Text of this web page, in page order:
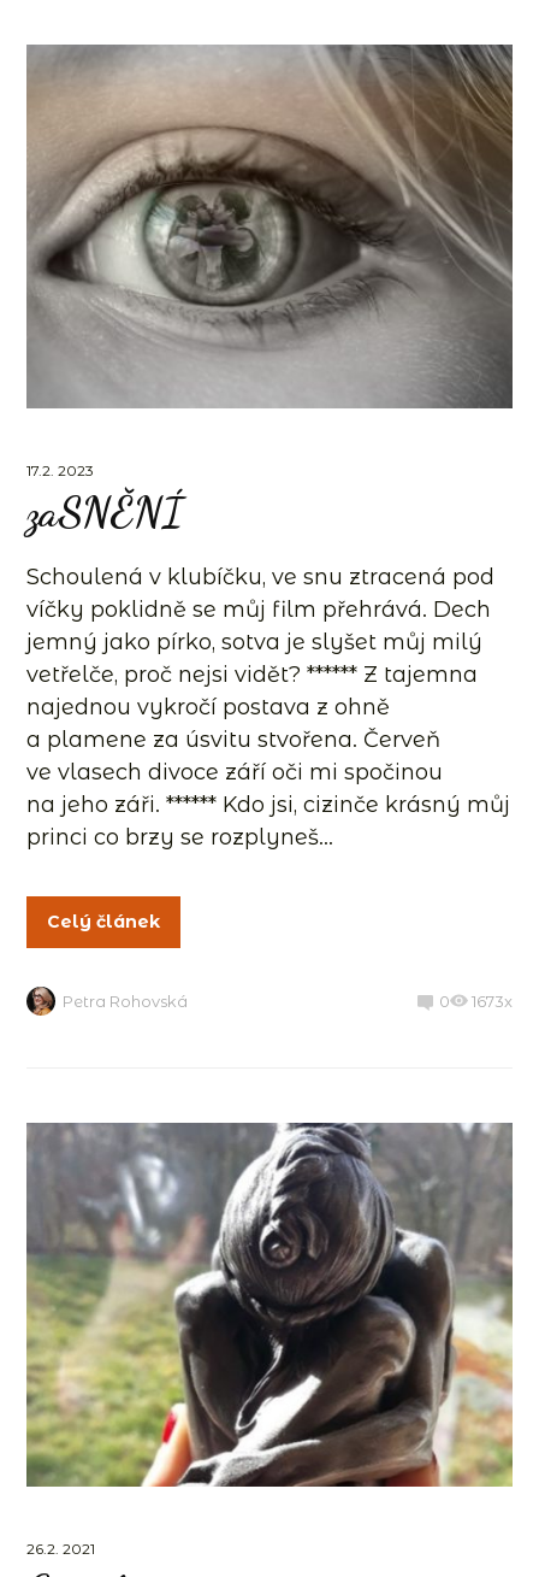
17.2. 2023
zaSNĚNÍ
Schoulená v klubíčku, ve snu ztracená pod
víčky poklidně se můj film přehrává. Dech
jemný jako pírko, sotva je slyšet můj milý
vetřelče, proč nejsi vidět? ****** Z tajemna
najednou vykročí postava z ohně
a plamene za úsvitu stvořena. Červeň
ve vlasech divoce září oči mi spočinou
na jeho záři. ****** Kdo jsi, cizinče krásný můj
princi co brzy se rozplyneš...
Celý článek
Petra Rohovská 0 1673x
26.2. 2021